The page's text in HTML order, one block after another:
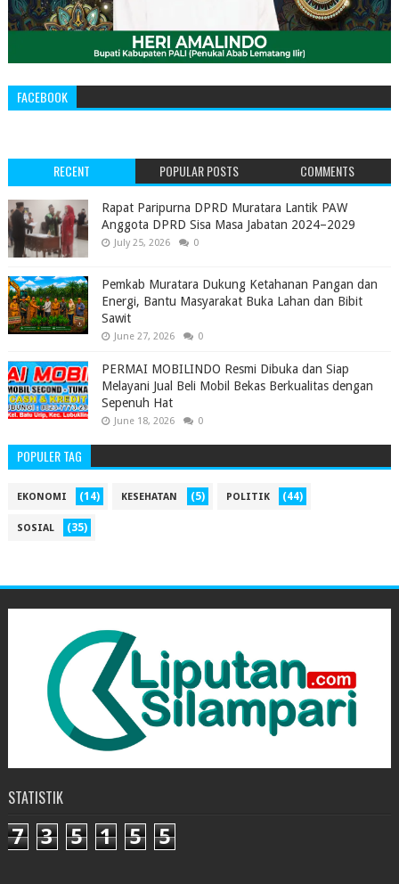
FACEBOOK
RECENT POPULAR POSTS COMMENTS
‎Rapat Paripurna DPRD Muratara Lantik PAW
Anggota DPRD Sisa Masa Jabatan 2024–2029 ‎
July 25, 2026 0
Pemkab Muratara Dukung Ketahanan Pangan dan
Energi, Bantu Masyarakat Buka Lahan dan Bibit
Sawit
June 27, 2026 0
PERMAI MOBILINDO Resmi Dibuka dan Siap
Melayani Jual Beli Mobil Bekas Berkualitas dengan
Sepenuh Hat
June 18, 2026 0
POPULER TAG
EKONOMI (14) KESEHATAN (5) POLITIK (44)
SOSIAL (35)
STATISTIK
7 3 5 1 5 5